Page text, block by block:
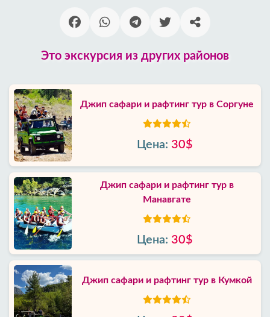
Это экскурсия из других районов
Джип сафари и рафтинг тур в Соргуне
Цена: 30$
Джип сафари и рафтинг тур в
Манавгате
Цена: 30$
Джип сафари и рафтинг тур в Кумкой